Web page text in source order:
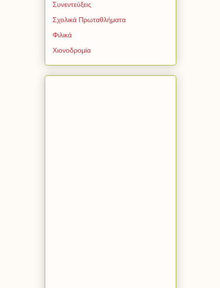
Συνεντεύξεις
Σχολικά Πρωταθλήματα
Φιλικά
Χιονοδρομία